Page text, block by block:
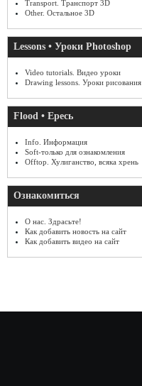
Transport. Транспорт 3D
Other. Остальное 3D
Lessons • Уроки Photoshop
Video tutorials. Видео уроки
Drawing lessons. Уроки рисования
Flood • Ересь
Info. Информация
Soft-только для ознакомления
Offtop. Хулиганство, всяка хрень
Ознакомиться
О нас. Здрасьте!
Как добавить новость на сайт
Как добавить видео на сайт